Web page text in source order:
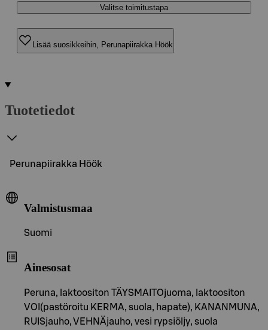
Valitse toimitustapa
Lisää suosikkeihin, Perunapiirakka Höök
Tuotetiedot
Perunapiirakka Höök
Valmistusmaa
Suomi
Ainesosat
Peruna, laktoositon TÄYSMAITOjuoma, laktoositon
VOI(pastöroitu KERMA, suola, hapate), KANANMUNA,
RUISjauho, VEHNÄjauho, vesi rypsiöljy, suola